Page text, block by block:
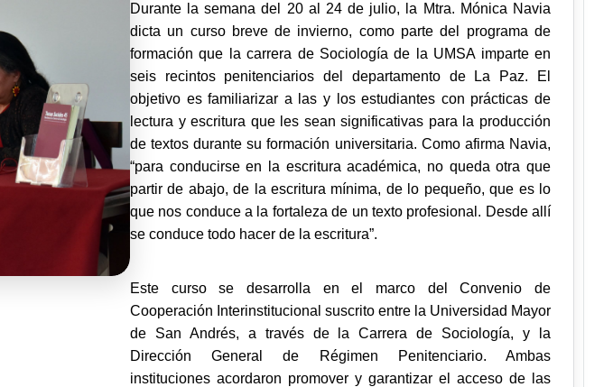
Durante la semana del 20 al 24 de julio, la Mtra. Mónica Navia
dicta un curso breve de invierno, como parte del programa de
formación que la carrera de Sociología de la UMSA imparte en
seis recintos penitenciariosdel departamento de La Paz. El
objetivo esfamiliarizar a las y los estudiantes con prácticas de
lectura y escritura que les sean significativas para la producción
de textos durante su formación universitaria. Como afirma Navia,
“para conducirse en la escritura académica, no queda otra que
partir de abajo, de la escritura mínima, de lo pequeño, que es lo
que nos conduce a la fortaleza de un texto profesional. Desde allí
se conduce todo hacer de la escritura”.
Este curso se desarrolla en el marco del Convenio de
Cooperación Interinstitucional suscrito entre la Universidad Mayor
de San Andrés, a través de la Carrera de Sociología, y la
Dirección General de Régimen Penitenciario. Ambas
instituciones acordaron promover y garantizar el acceso de las